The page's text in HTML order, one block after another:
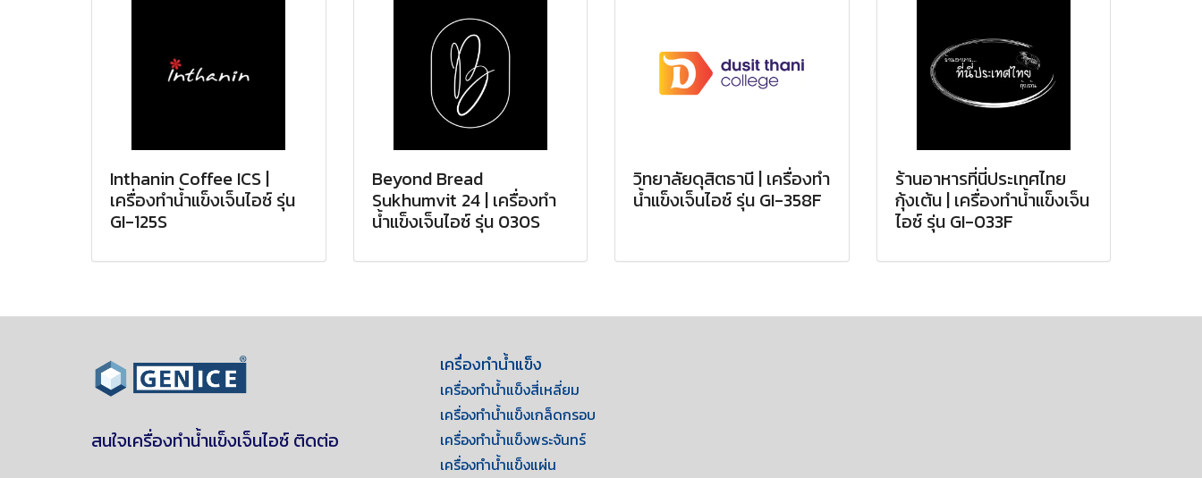
Inthanin Coffee ICS |
เครื่องทำน้ำแข็งเจ็นไอซ์ รุ่น
GI-125S
Beyond Bread
Sukhumvit 24 | เครื่องทำ
น้ำแข็งเจ็นไอซ์ รุ่น 030S
วิทยาลัยดุสิตธานี | เครื่องทำ
น้ำแข็งเจ็นไอซ์ รุ่น GI-358F
ร้านอาหารที่นี่ประเทศไทย
กุ้งเต้น | เครื่องทำน้ำแข็งเจ็น
ไอซ์ รุ่น GI-033F
สนใจเครื่องทำน้ำแข็งเจ็นไอซ์ ติดต่อ
เครื่องทำน้ำแข็ง
เครื่องทำน้ำแข็งสี่เหลี่ยม
เครื่องทำน้ำแข็งเกล็ดกรอบ
เครื่องทำน้ำแข็งพระจันทร์
เครื่องทำน้ำแข็งแผ่น